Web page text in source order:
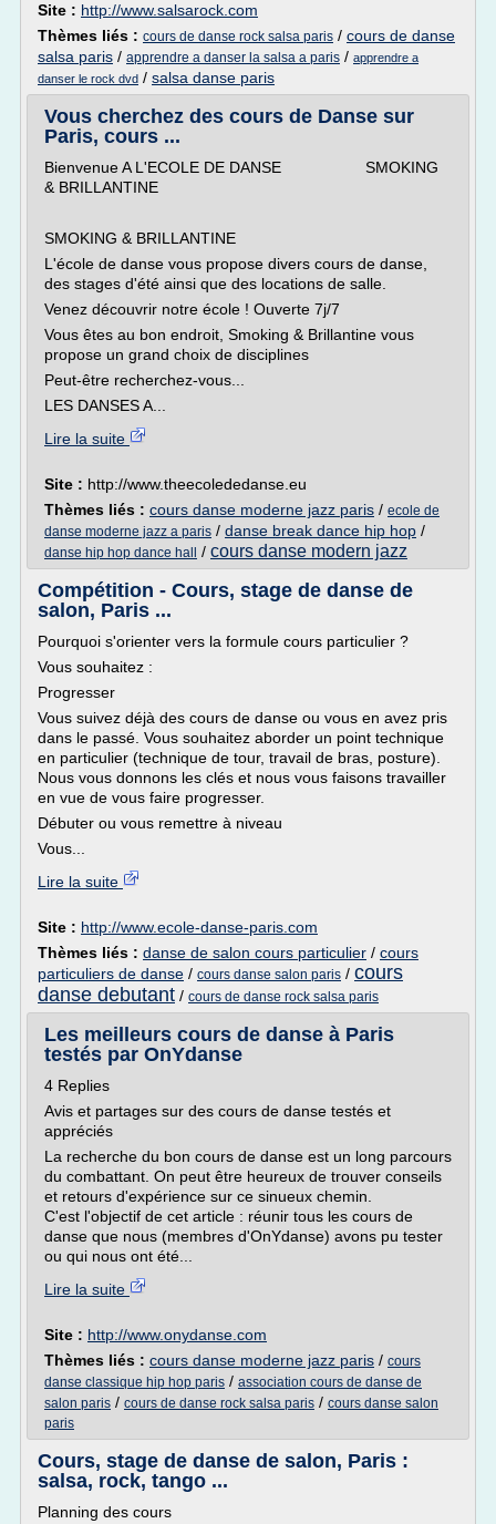
Site : http://www.salsarock.com
Thèmes liés : cours de danse rock salsa paris / cours de danse
salsa paris / apprendre a danser la salsa a paris / apprendre a
danser le rock dvd / salsa danse paris
Vous cherchez des cours de Danse sur
Paris, cours ...
Bienvenue A L'ECOLE DE DANSE SMOKING
& BRILLANTINE
SMOKING & BRILLANTINE
L'école de danse vous propose divers cours de danse,
des stages d'été ainsi que des locations de salle.
Venez découvrir notre école ! Ouverte 7j/7
Vous êtes au bon endroit, Smoking & Brillantine vous
propose un grand choix de disciplines
Peut-être recherchez-vous...
LES DANSES A...
Lire la suite
Site : http://www.theecolededanse.eu
Thèmes liés : cours danse moderne jazz paris / ecole de
danse moderne jazz a paris / danse break dance hip hop /
danse hip hop dance hall / cours danse modern jazz
Compétition - Cours, stage de danse de
salon, Paris ...
Pourquoi s'orienter vers la formule cours particulier ?
Vous souhaitez :
Progresser
Vous suivez déjà des cours de danse ou vous en avez pris
dans le passé. Vous souhaitez aborder un point technique
en particulier (technique de tour, travail de bras, posture).
Nous vous donnons les clés et nous vous faisons travailler
en vue de vous faire progresser.
Débuter ou vous remettre à niveau
Vous...
Lire la suite
Site : http://www.ecole-danse-paris.com
Thèmes liés : danse de salon cours particulier / cours
particuliers de danse / cours danse salon paris / cours
danse debutant / cours de danse rock salsa paris
Les meilleurs cours de danse à Paris
testés par OnYdanse
4 Replies
Avis et partages sur des cours de danse testés et
appréciés
La recherche du bon cours de danse est un long parcours
du combattant. On peut être heureux de trouver conseils
et retours d'expérience sur ce sinueux chemin.
C'est l'objectif de cet article : réunir tous les cours de
danse que nous (membres d'OnYdanse) avons pu tester
ou qui nous ont été...
Lire la suite
Site : http://www.onydanse.com
Thèmes liés : cours danse moderne jazz paris / cours
danse classique hip hop paris / association cours de danse de
salon paris / cours de danse rock salsa paris / cours danse salon
paris
Cours, stage de danse de salon, Paris :
salsa, rock, tango ...
Planning des cours